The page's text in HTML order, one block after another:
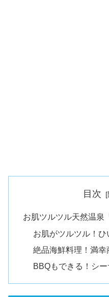
目次
お肌ツルツル天然温泉
お肌がツルツル！ひ
絶品海鮮料理！満幸
BBQもできる！シ